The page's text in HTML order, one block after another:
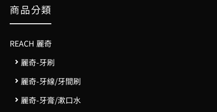
商品分類
REACH 麗奇
麗奇-牙刷
麗奇-牙線/牙間刷
麗奇-牙膏/漱口水